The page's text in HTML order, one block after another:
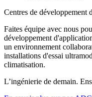
Centres de développement
Faites équipe avec nous
développement
un environnement
installations d'essai
climatisation.
L’ingénierie de demain.